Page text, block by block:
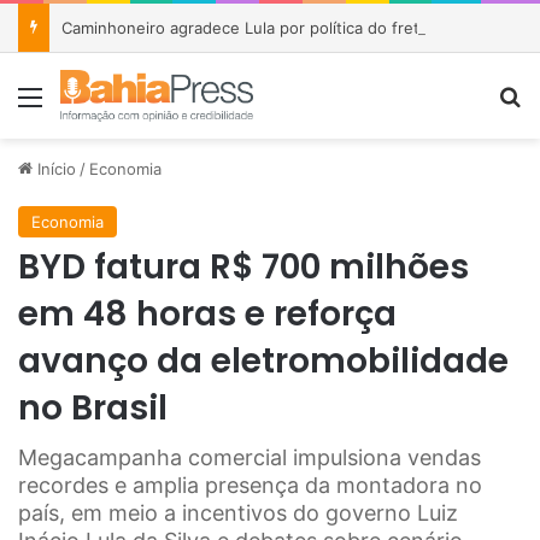
Menu
Início / Economia
Economia
BYD fatura R$ 700 milhões
em 48 horas e reforça
avanço da eletromobilidade
no Brasil
Megacampanha comercial impulsiona vendas
recordes e amplia presença da montadora no
país, em meio a incentivos do governo Luiz